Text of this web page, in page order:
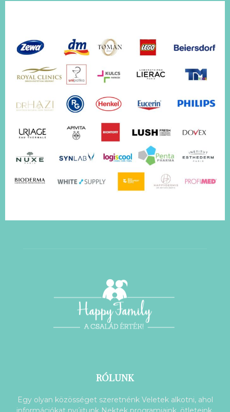
RÓLUNK
Egy olyan közösséget szeretnénk Veletek alkotni, ahol